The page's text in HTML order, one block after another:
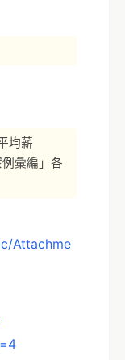
均薪
彙編」各
Attachme